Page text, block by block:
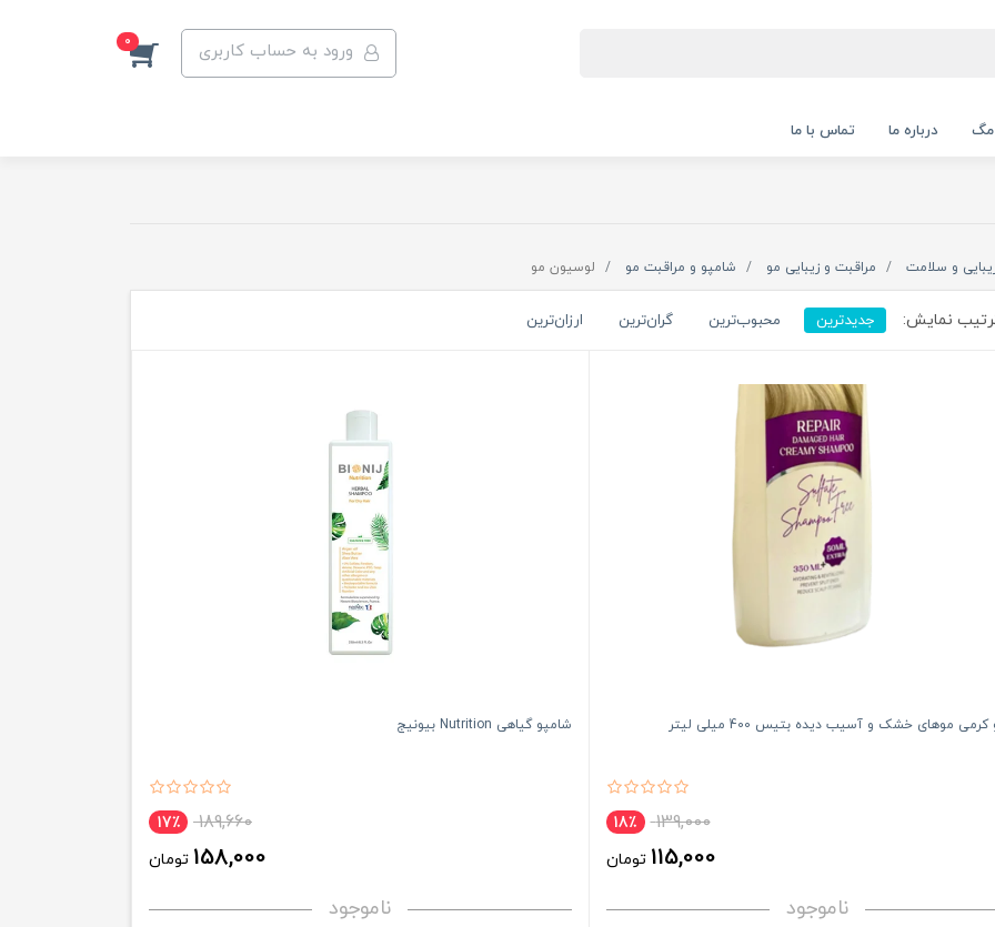
ورود به حساب کاربری 0
مگ درباره ما تماس با ما
و سلامت مراقبت و زیبایی مو شامپو و مراقبت مو لوسیون مو
نمایش: جدیدترین محبوب‌ترین گران‌ترین ارزان‌ترین
موهای خشک و آسیب دیده بتیس 400 میلی لیتر
139,000 18٪
115,000 تومان
ناموجود
شامپو گیاهی Nutrition بیونیج
189,660 17٪
158,000 تومان
ناموجود